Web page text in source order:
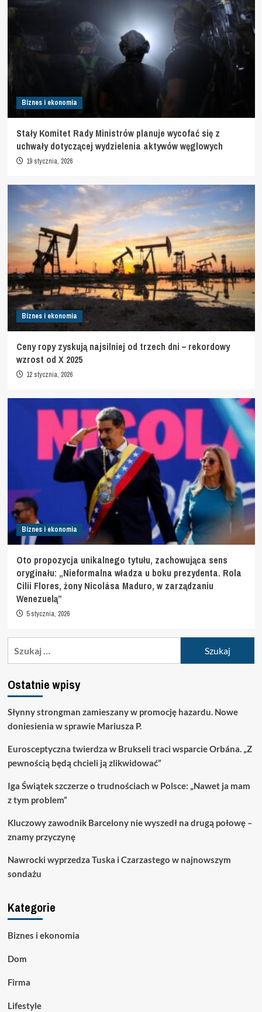
Biznes i ekonomia
Stały Komitet Rady Ministrów planuje wycofać się z
uchwały dotyczącej wydzielenia aktywów węglowych
19 stycznia, 2026
Biznes i ekonomia
Ceny ropy zyskują najsilniej od trzech dni – rekordowy
wzrost od X 2025
12 stycznia, 2026
Biznes i ekonomia
Oto propozycja unikalnego tytułu, zachowująca sens
oryginału: „Nieformalna władza u boku prezydenta. Rola
Cilii Flores, żony Nicolása Maduro, w zarządzaniu
Wenezuelą”
5 stycznia, 2026
Ostatnie wpisy
Słynny strongman zamieszany w promocję hazardu. Nowe
doniesienia w sprawie Mariusza P.
Eurosceptyczna twierdza w Brukseli traci wsparcie Orbána. „Z
pewnością będą chcieli ją zlikwidować”
Iga Świątek szczerze o trudnościach w Polsce: „Nawet ja mam
z tym problem”
Kluczowy zawodnik Barcelony nie wyszedł na drugą połowę –
znamy przyczynę
Nawrocki wyprzedza Tuska i Czarzastego w najnowszym
sondażu
Kategorie
Biznes i ekonomia
Dom
Firma
Lifestyle